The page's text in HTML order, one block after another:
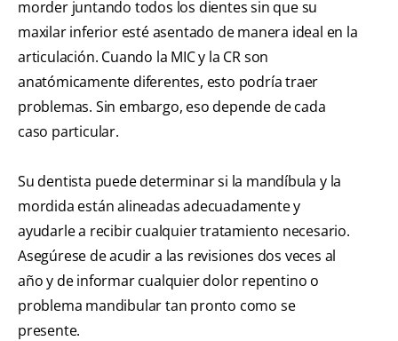
morder juntando todos los dientes sin que su
maxilar inferior esté asentado de manera ideal en la
articulación. Cuando la MIC y la CR son
anatómicamente diferentes, esto podría traer
problemas. Sin embargo, eso depende de cada
caso particular.
Su dentista puede determinar si la mandíbula y la
mordida están alineadas adecuadamente y
ayudarle a recibir cualquier tratamiento necesario.
Asegúrese de acudir a las revisiones dos veces al
año y de informar cualquier dolor repentino o
problema mandibular tan pronto como se
presente.